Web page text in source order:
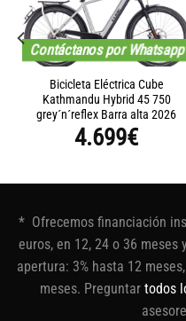
Contáctanos por Whatsapp
Bicicleta Eléctrica Cube
Kathmandu Hybrid 45 750
grey´n´reflex Barra alta 2026
4.699€
* Ofrecemos financiación
euros, en 12, 24 o 36
apertura: 3% hasta 12
meses. Preguntar todos